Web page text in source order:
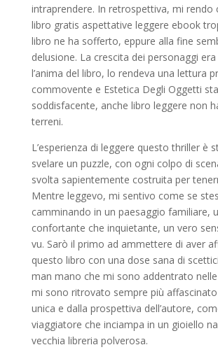
intraprendere. In retrospettiva, mi rendo
libro gratis aspettative leggere ebook
libro ne ha sofferto, eppure alla fine
delusione. La crescita dei personaggi
l’anima del libro, lo rendeva una lettura
commovente e Estetica Degli Oggetti
soddisfacente, anche libro leggere non
terreni.
L’esperienza di leggere questo thriller è
svelare un puzzle, con ogni colpo di
svolta sapientemente costruita per
Mentre leggevo, mi sentivo come se
camminando in un paesaggio familiare,
confortante che inquietante, un vero
vu. Sarò il primo ad ammettere di aver
questo libro con una dose sana di
man mano che mi sono addentrato
mi sono ritrovato sempre più
unica e dalla prospettiva dell’autore,
viaggiatore che inciampa in un gioiello
vecchia libreria polverosa.